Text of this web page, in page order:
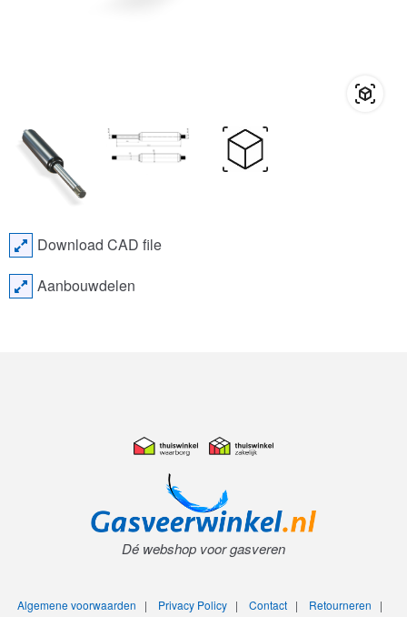
Download CAD file
Aanbouwdelen
Dé webshop voor gasveren
Algemene voorwaarden | Privacy Policy| Contact| Retourneren |